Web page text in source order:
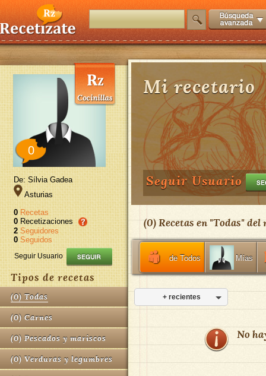
0
De: Sílvia Gadea
Asturias
0 Recetas
0 Recetizaciones
2 Seguidores
0 Seguidos
Seguir Usuario
Tipos de recetas
(0) Todas
(0) Carnes
(0) Pescados y mariscos
(0) Verduras y legumbres
Mi recetario
Seguir Usuario
(0) Recetas en "Todas" del
de Todos Mías
+ recientes
No